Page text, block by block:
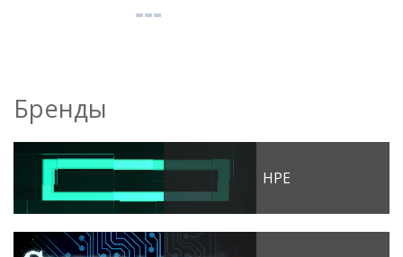
Бренды
HPE